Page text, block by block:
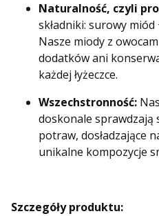
Naturalność, czyli
składniki: surowy
Nasze miody z
dodatków ani
każdej łyżeczce.
Wszechstronność:
doskonale sprawdzają
potraw, dosładzające
unikalne kompozycje
Szczegóły produktu: